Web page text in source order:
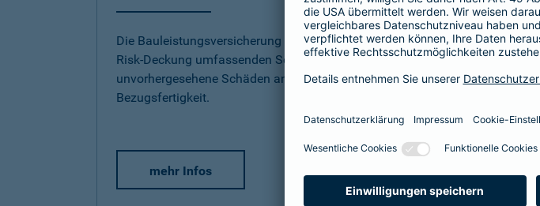
Die Bauleistungsversicherung der Barmenia bietet Ihnen mit der All-
Risk-Deckung umfassenden Schutz vor finanziellen Verlusten durch
unvorhergesehene Schäden an Ihrem Neubau - bis zur
Bezugsfertigkeit.
mehr Infos